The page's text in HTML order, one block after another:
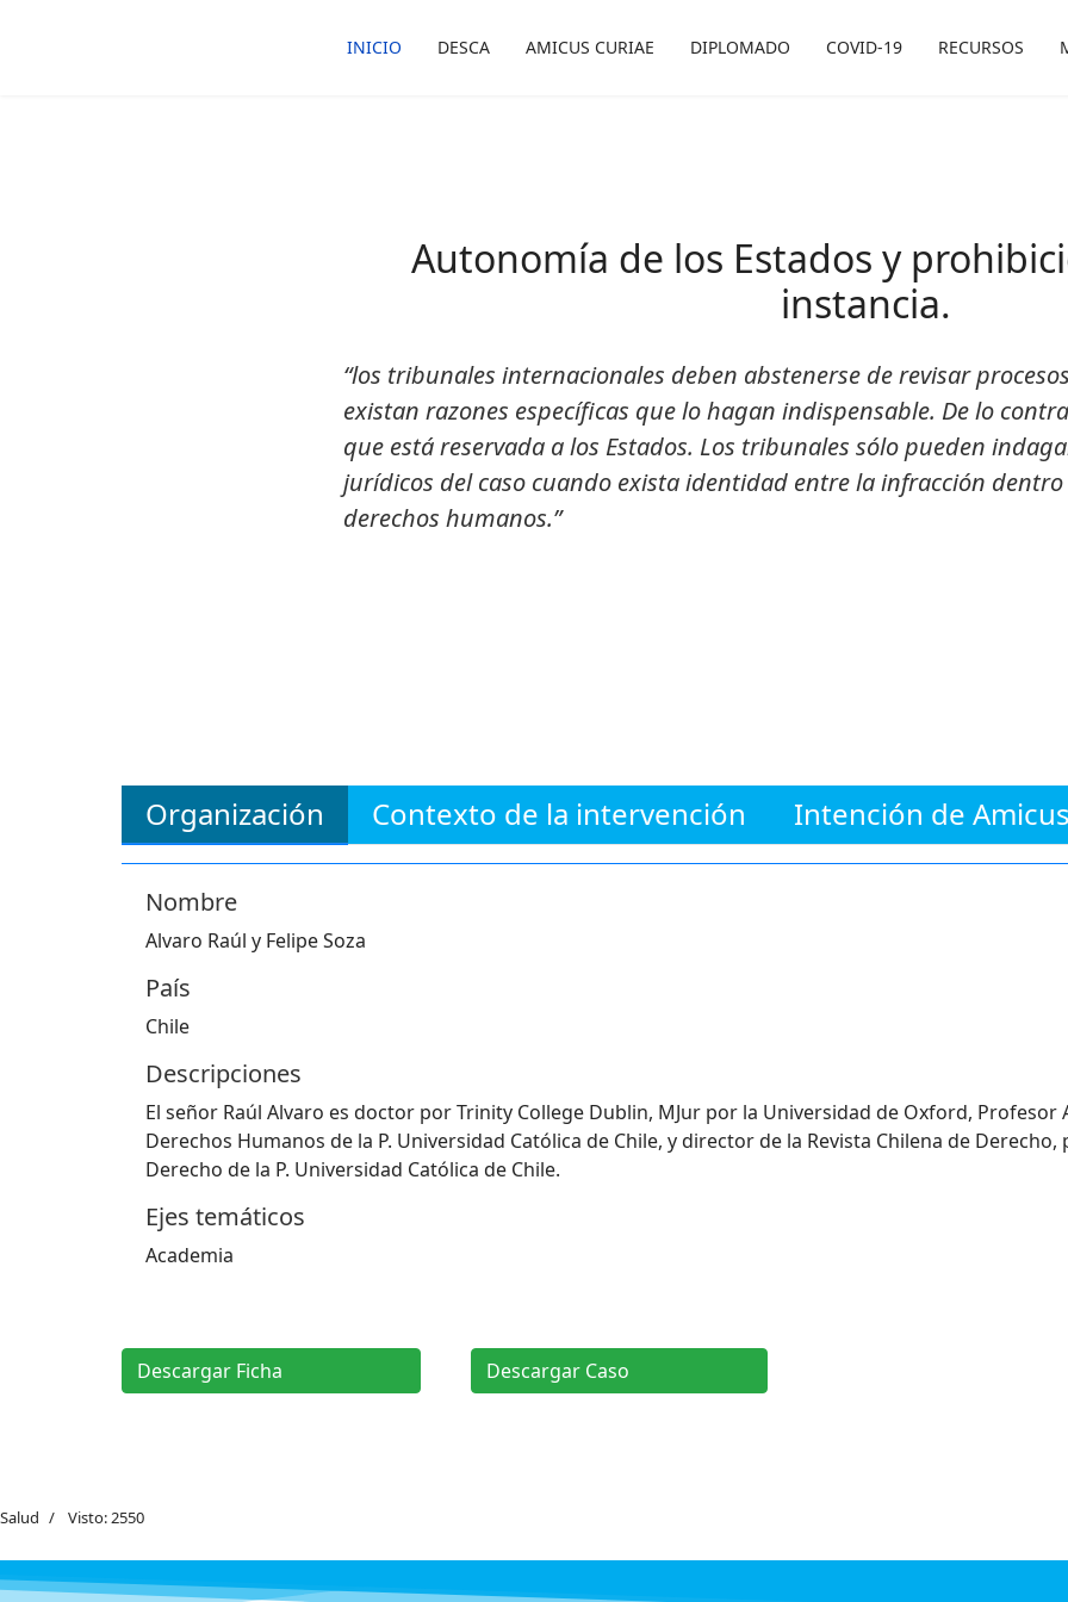
INICIO DESCA AMICUS CURIAE DIPLOMADO COVID-19 RECURSOS
Autonomía de los Estados y
instancia.
“los tribunales internacionales deben abstenerse de revisar
existan razones específicas que lo hagan indispensable. De lo
que está reservada a los Estados. Los tribunales sólo pueden
jurídicos del caso cuando exista identidad entre la infracción
derechos humanos.”
Organización Contexto de la intervención Intención de
Nombre
Alvaro Raúl y Felipe Soza
País
Chile
Descripciones
El señor Raúl Alvaro es doctor por Trinity College Dublin, MJur por la Universidad de Oxford,
Derechos Humanos de la P. Universidad Católica de Chile, y director de la Revista Chilena de
Derecho de la P. Universidad Católica de Chile.
Ejes temáticos
Academia
Descargar Ficha Descargar Caso
Salud Visto: 2550